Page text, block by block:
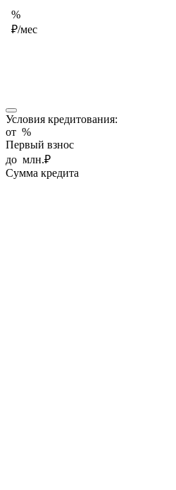
%
₽/мес
Условия кредитования:
от %
Первый взнос
до млн.₽
Сумма кредита